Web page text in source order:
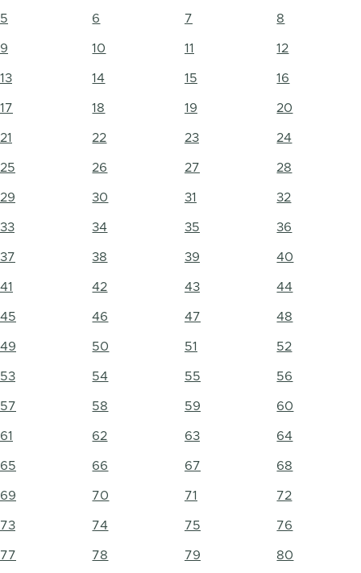
5 6 7 8
9 10 11 12
13 14 15 16
17 18 19 20
21 22 23 24
25 26 27 28
29 30 31 32
33 34 35 36
37 38 39 40
41 42 43 44
45 46 47 48
49 50 51 52
53 54 55 56
57 58 59 60
61 62 63 64
65 66 67 68
69 70 71 72
73 74 75 76
77 78 79 80